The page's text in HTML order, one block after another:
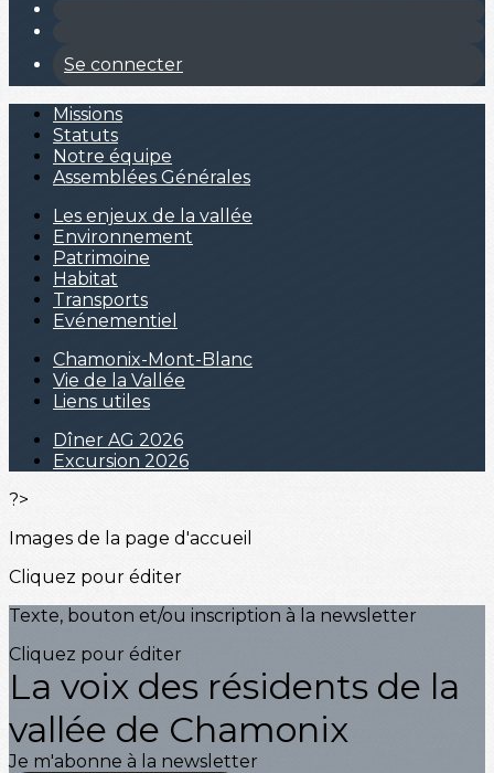
Se connecter
Missions
Statuts
Notre équipe
Assemblées Générales
Les enjeux de la vallée
Environnement
Patrimoine
Habitat
Transports
Evénementiel
Chamonix-Mont-Blanc
Vie de la Vallée
Liens utiles
Dîner AG 2026
Excursion 2026
?>
Images de la page d'accueil
Cliquez pour éditer
Texte, bouton et/ou inscription à la newsletter
Cliquez pour éditer
La voix des résidents de la
vallée de Chamonix
Je m'abonne à la newsletter